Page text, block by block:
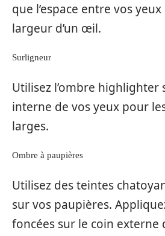
que l’espace entre vos
largeur d’un œil.
Surligneur
Utilisez l’ombre highlighter
interne de vos yeux pour
larges.
Ombre à paupières
Utilisez des teintes
sur vos paupières.
foncées sur le coin externe